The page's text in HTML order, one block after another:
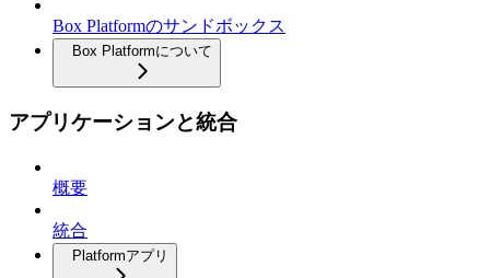
Box Platformのサンドボックス
Box Platformについて
アプリケーションと統合
概要
統合
Platformアプリ